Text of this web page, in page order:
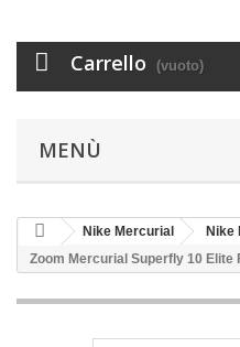
Carrello (vuoto)
MENÙ
Nike Mercurial Nike
Zoom Mercurial Superfly 10 Elite